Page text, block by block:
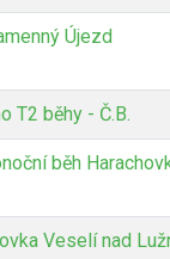
Újezd
T2 běhy - Č.B.
běh
Veselí nad